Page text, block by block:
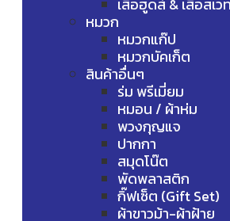
เสื้อฮูดส์ & เสื้อสเว
หมวก
หมวกแก๊ป
หมวกบัคเก็ต
สินค้าอื่นๆ
ร่ม พรีเมี่ยม
หมอน / ผ้าห่ม
พวงกุญแจ
ปากกา
สมุดโน๊ต
พัดพลาสติก
กิ๊ฟเซ็ต (Gift Set)
ผ้าขาวม้า-ผ้าฝ้าย